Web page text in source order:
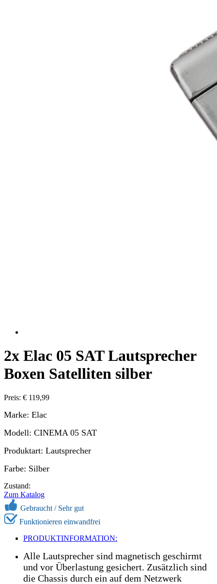
2x Elac 05 SAT Lautsprecher
Boxen Satelliten silber
Preis: € 119,99
Marke: Elac
Modell: CINEMA 05 SAT
Produktart: Lautsprecher
Farbe: Silber
Zustand:
Zum Katalog
Gebraucht / Sehr gut
Funktionieren einwandfrei
PRODUKTINFORMATION:
Alle Lautsprecher sind magnetisch geschirmt
und vor Überlastung gesichert. Zusätzlich sind
die Chassis durch ein auf dem Netzwerk